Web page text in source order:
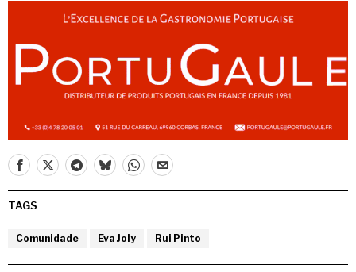
TAGS
Comunidade Eva Joly Rui Pinto